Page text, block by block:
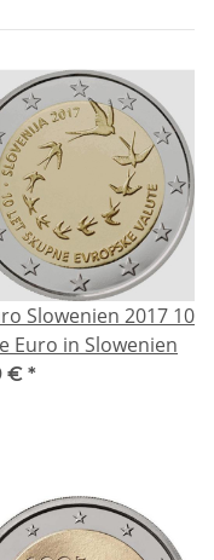
Slowenien 2017 10
Euro in Slowenien
€ *